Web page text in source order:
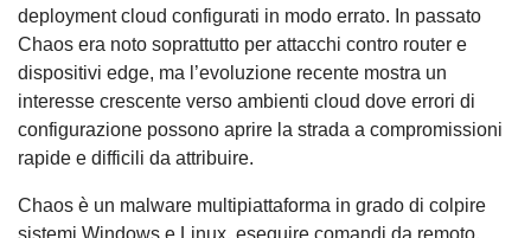
deployment cloud configurati in modo errato. In passato
Chaos era noto soprattutto per attacchi contro router e
dispositivi edge, ma l’evoluzione recente mostra un
interesse crescente verso ambienti cloud dove errori di
configurazione possono aprire la strada a compromissioni
rapide e difficili da attribuire.
Chaos è un malware multipiattaforma in grado di colpire